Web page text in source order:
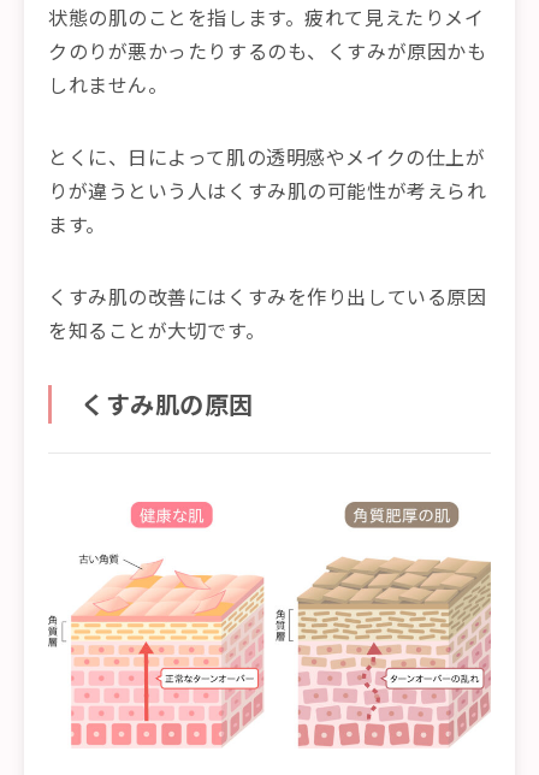
状態の肌のことを指します。疲れて見えたりメイ
クのりが悪かったりするのも、くすみが原因かも
しれません。
とくに、日によって肌の透明感やメイクの仕上が
りが違うという人はくすみ肌の可能性が考えられ
ます。
くすみ肌の改善にはくすみを作り出している原因
を知ることが大切です。
くすみ肌の原因